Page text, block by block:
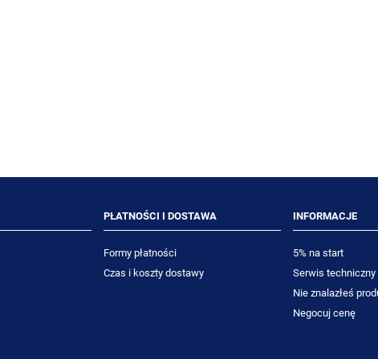
PŁATNOŚCI I DOSTAWA
Formy płatności
Czas i koszty dostawy
INFORMACJE
5% na start
Serwis techniczny
Nie znalazłeś
Negocuj cenę